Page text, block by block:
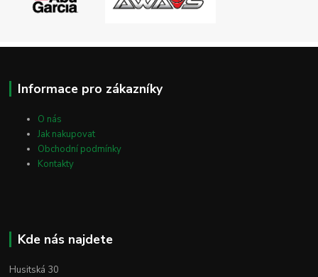
Informace pro zákazníky
O nás
Jak nakupovat
Obchodní podmínky
Kontakty
Kde nás najdete
Husitská 30